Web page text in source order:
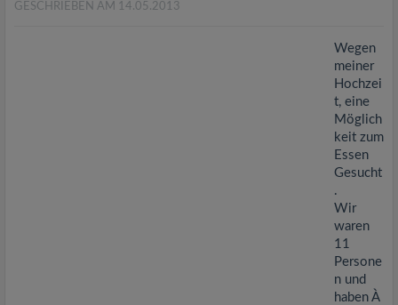
GESCHRIEBEN AM 14.05.2013
Wegen
meiner
Hochzei
t, eine
Möglich
keit zum
Essen
Gesucht
.
Wir
waren
11
Persone
n und
haben À
t